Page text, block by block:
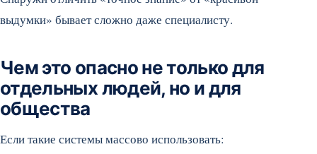
выдумки» бывает сложно даже специалисту.
Чем это опасно не только для
отдельных людей, но и для
общества
Если такие системы массово использовать: